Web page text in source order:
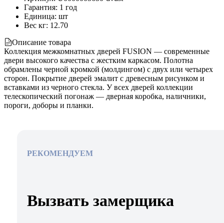
Гарантия: 1 год
Единица: шт
Вес кг: 12.70
Описание товара
Коллекция межкомнатных дверей FUSION — современные
двери высокого качества с жестким каркасом. Полотна
обрамлены черной кромкой (молдингом) с двух или четырех
сторон. Покрытие дверей эмалит с древесным рисунком и
вставками из черного стекла. У всех дверей коллекции
телескопический погонаж — дверная коробка, наличники,
пороги, доборы и планки.
РЕКОМЕНДУЕМ
Вызвать замерщика